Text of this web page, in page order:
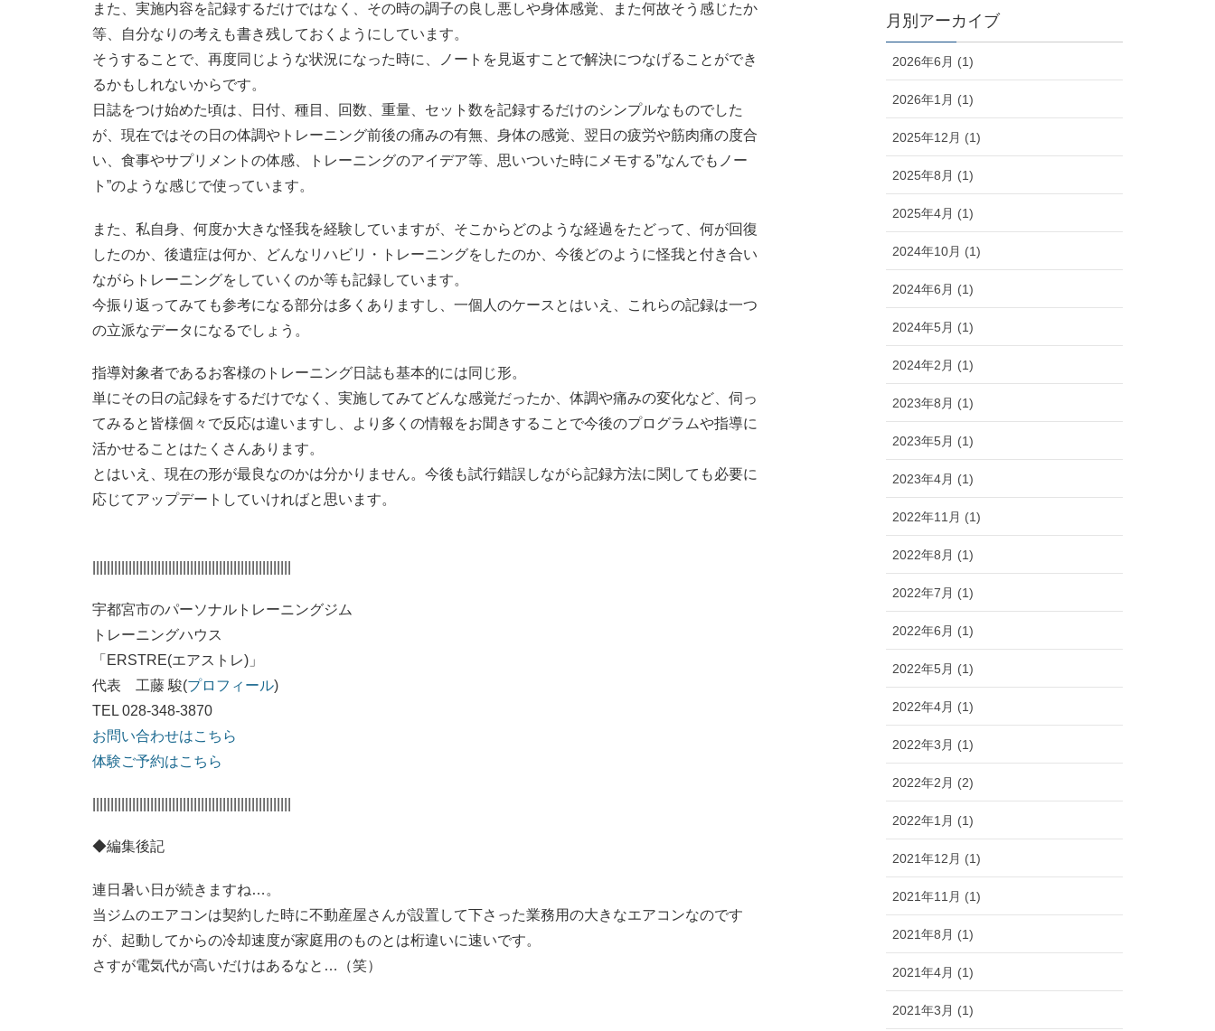
また、実施内容を記録するだけではなく、その時の調子の良し悪しや身体感覚、また何故そう感じたか
等、自分なりの考えも書き残しておくようにしています。
そうすることで、再度同じような状況になった時に、ノートを見返すことで解決につなげることができ
るかもしれないからです。
日誌をつけ始めた頃は、日付、種目、回数、重量、セット数を記録するだけのシンプルなものでした
が、現在ではその日の体調やトレーニング前後の痛みの有無、身体の感覚、翌日の疲労や筋肉痛の度合
い、食事やサプリメントの体感、トレーニングのアイデア等、思いついた時にメモする”なんでもノー
ト”のような感じで使っています。
また、私自身、何度か大きな怪我を経験していますが、そこからどのような経過をたどって、何が回復
したのか、後遺症は何か、どんなリハビリ・トレーニングをしたのか、今後どのように怪我と付き合い
ながらトレーニングをしていくのか等も記録しています。
今振り返ってみても参考になる部分は多くありますし、一個人のケースとはいえ、これらの記録は一つ
の立派なデータになるでしょう。
指導対象者であるお客様のトレーニング日誌も基本的には同じ形。
単にその日の記録をするだけでなく、実施してみてどんな感覚だったか、体調や痛みの変化など、伺っ
てみると皆様個々で反応は違いますし、より多くの情報をお聞きすることで今後のプログラムや指導に
活かせることはたくさんあります。
とはいえ、現在の形が最良なのかは分かりません。今後も試行錯誤しながら記録方法に関しても必要に
応じてアップデートしていければと思います。
宇都宮市のパーソナルトレーニングジム
トレーニングハウス
「ERSTRE(エアストレ)」
代表 工藤 駿(プロフィール)
TEL 028-348-3870
お問い合わせはこちら
体験ご予約はこちら
◆編集後記
連日暑い日が続きますね…。
当ジムのエアコンは契約した時に不動産屋さんが設置して下さった業務用の大きなエアコンなのです
が、起動してからの冷却速度が家庭用のものとは桁違いに速いです。
さすが電気代が高いだけはあるなと…（笑）
月別アーカイブ
2026年6月 (1)
2026年1月 (1)
2025年12月 (1)
2025年8月 (1)
2025年4月 (1)
2024年10月 (1)
2024年6月 (1)
2024年5月 (1)
2024年2月 (1)
2023年8月 (1)
2023年5月 (1)
2023年4月 (1)
2022年11月 (1)
2022年8月 (1)
2022年7月 (1)
2022年6月 (1)
2022年5月 (1)
2022年4月 (1)
2022年3月 (1)
2022年2月 (2)
2022年1月 (1)
2021年12月 (1)
2021年11月 (1)
2021年8月 (1)
2021年4月 (1)
2021年3月 (1)